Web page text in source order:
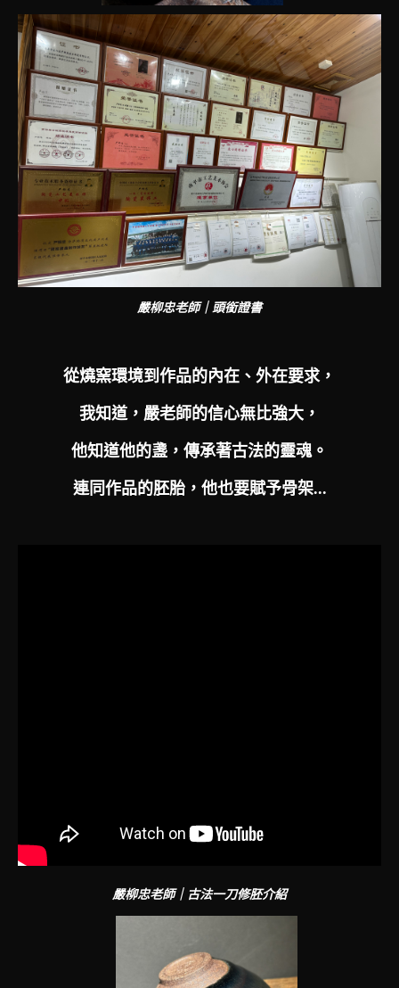
嚴柳忠老師｜頭銜證書
從燒窯環境到作品的內在、外在要求，
我知道，嚴老師的信心無比強大，
他知道他的盞，傳承著古法的靈魂。
連同作品的胚胎，他也要賦予骨架...
嚴柳忠老師｜古法一刀修胚介紹